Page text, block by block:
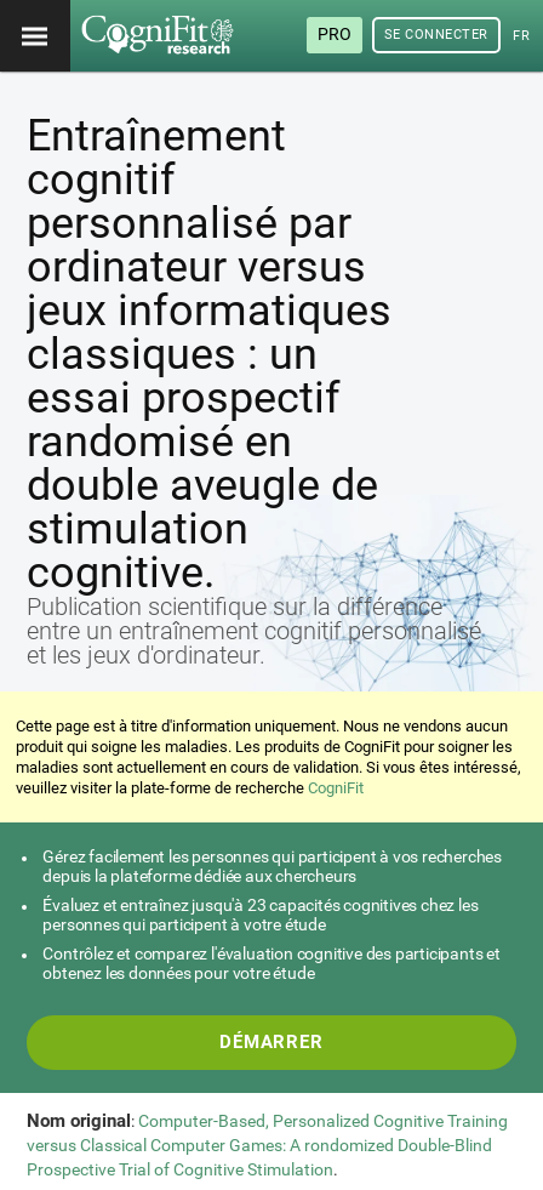
PRO SE CONNECTER
Entraînement
cognitif
personnalisé par
ordinateur versus
jeux informatiques
classiques : un
essai prospectif
randomisé en
double aveugle de
stimulation
cognitive.
Publication scientifique sur la différence
entre un entraînement cognitif personnalisé
et les jeux d'ordinateur.
Cette page est à titre d'information uniquement. Nous ne vendons aucun
produit qui soigne les maladies. Les produits de CogniFit pour soigner les
maladies sont actuellement en cours de validation. Si vous êtes intéressé,
veuillez visiter la plate-forme de rechercheCogniFit
Gérez facilement les personnes qui participent à vos recherches
depuis la plateforme dédiée aux chercheurs
Évaluez et entraînez jusqu'à 23 capacités cognitives chez les
personnes qui participent à votre étude
Contrôlez et comparez l'évaluation cognitive des participants et
obtenez les données pour votre étude
DÉMARRER
Nom original:Computer-Based, Personalized Cognitive Training
versus Classical Computer Games: A rondomized Double-Blind
Prospective Trial of Cognitive Stimulation.